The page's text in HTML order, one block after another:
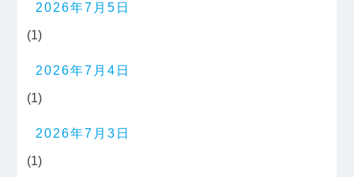
2026年7月5日
(1)
2026年7月4日
(1)
2026年7月3日
(1)